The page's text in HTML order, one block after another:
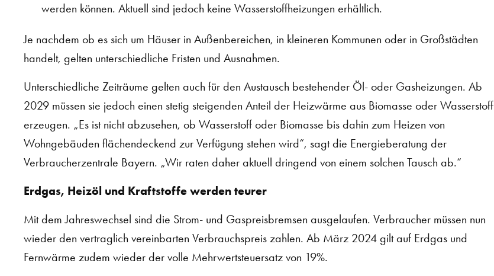
werden können. Aktuell sind jedoch keine Wasserstoffheizungen erhältlich.
Je nachdem ob es sich um Häuser in Außenbereichen, in kleineren Kommunen oder in Großstädten
handelt, gelten unterschiedliche Fristen und Ausnahmen.
Unterschiedliche Zeiträume gelten auch für den Austausch bestehender Öl- oder Gasheizungen. Ab
2029 müssen sie jedoch einen stetig steigenden Anteil der Heizwärme aus Biomasse oder Wasserstoff
erzeugen. „Es ist nicht abzusehen, ob Wasserstoff oder Biomasse bis dahin zum Heizen von
Wohngebäuden flächendeckend zur Verfügung stehen wird“, sagt die Energieberatung der
Verbraucherzentrale Bayern. „Wir raten daher aktuell dringend von einem solchen Tausch ab.“
Erdgas, Heizöl und Kraftstoffe werden teurer
Mit dem Jahreswechsel sind die Strom- und Gaspreisbremsen ausgelaufen. Verbraucher müssen nun
wieder den vertraglich vereinbarten Verbrauchspreis zahlen. Ab März 2024 gilt auf Erdgas und
Fernwärme zudem wieder der volle Mehrwertsteuersatz von 19%.